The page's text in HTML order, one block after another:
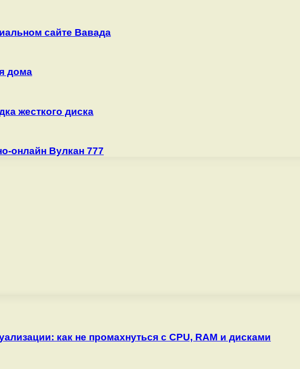
сайте Вавада
дома
жесткого диска
онлайн Вулкан 777
как не промахнуться с CPU, RAM и дисками